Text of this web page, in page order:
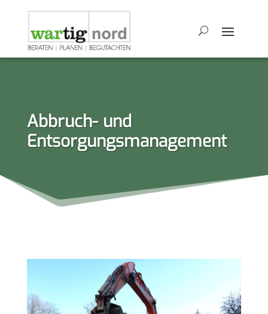
Abbruch- und
Entsorgungsmanagement